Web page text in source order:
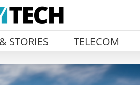
STORIES TELECOM